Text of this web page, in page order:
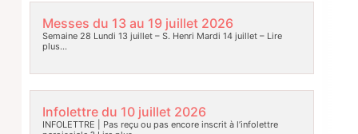
Messes du 13 au 19 juillet 2026
Semaine 28 Lundi 13 juillet – S. Henri Mardi 14 juillet –Lire
plus…
Infolettre du 10 juillet 2026
INFOLETTRE | Pas reçu ou pas encore inscrit à l’infolettre